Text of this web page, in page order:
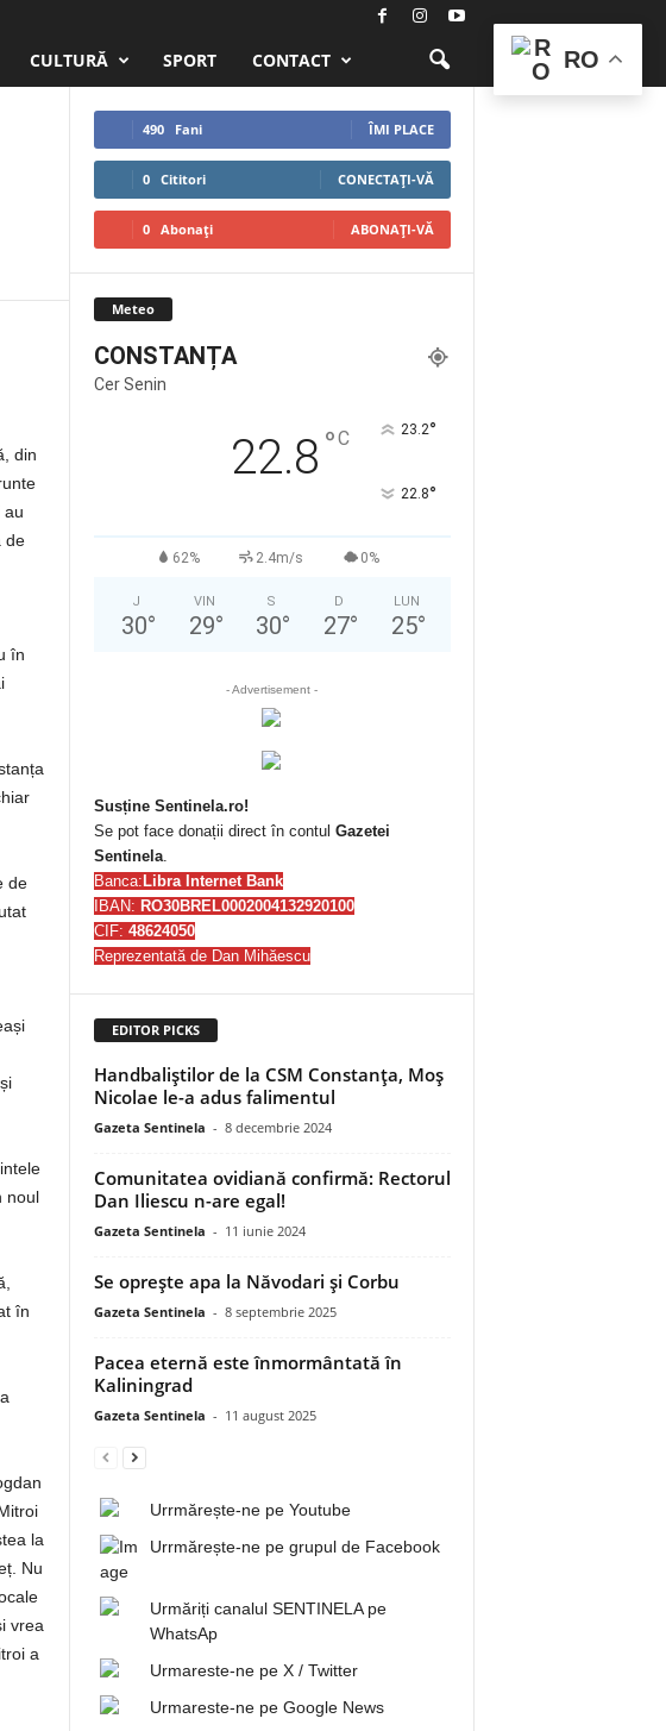
CULTURĂ SPORT CONTACT
din
au
de
în
de
noul
în
la
Nu
vrea
a
490 Fani ÎMI PLACE
0 Cititori CONECTAȚI-VĂ
0 Abonați ABONAȚI-VĂ
Meteo
CONSTANȚA
Cer Senin
22.8 °C 23.2°
22.8°
62% 2.4m/s 0%
J
30°
VIN
29°
S
30°
D
27°
LUN
25°
- Advertisement -
Susține Sentinela.ro!
Se pot face donații direct în contul Gazetei
Sentinela.
Banca: Libra Internet Bank
IBAN: RO30BREL0002004132920100
CIF: 48624050
Reprezentată de Dan Mihăescu
EDITOR PICKS
Handbaliștilor de la CSM Constanța, Moș
Nicolae le-a adus falimentul
Gazeta Sentinela - 8 decembrie 2024
Comunitatea ovidiană confirmă: Rectorul
Dan Iliescu n-are egal!
Gazeta Sentinela - 11 iunie 2024
Se oprește apa la Năvodari și Corbu
Gazeta Sentinela - 8 septembrie 2025
Pacea eternă este înmormântată în
Kaliningrad
Gazeta Sentinela - 11 august 2025
Urrmărește-ne pe Youtube
Urrmărește-ne pe grupul de Facebook
Urmăriți canalul SENTINELA pe
WhatsAp
Urmareste-ne pe X / Twitter
Urmareste-ne pe Google News
RO